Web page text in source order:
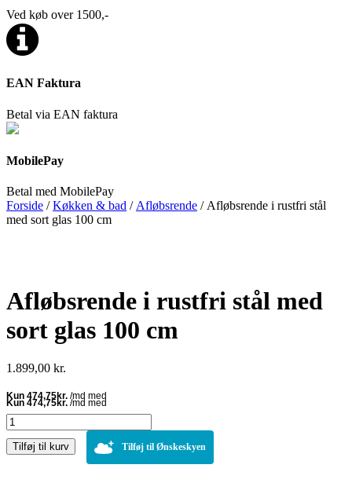
Ved køb over 1500,-
EAN Faktura
Betal via EAN faktura
MobilePay
Betal med MobilePay
Forside /Køkken & bad / Afløbsrende / Afløbsrende i rustfri stål
med sort glas 100 cm
Afløbsrende i rustfri stål med
sort glas 100 cm
1.899,00 kr.
Afløbsrende
i
rustfri
Tilføj til kurv Tilføj til Ønskeskyen